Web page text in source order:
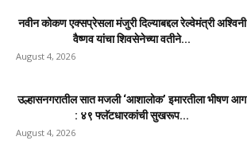
नवीन कोकण एक्सप्रेसला मंजुरी दिल्याबद्दल रेल्वेमंत्री अश्विनी
वैष्णव यांचा शिवसेनेच्या वतीने...
August 4, 2026
उल्हासनगरातील सात मजली ‘आशालोक’ इमारतीला भीषण आग
: ४९ फ्लॅटधारकांची सुखरूप...
August 4, 2026